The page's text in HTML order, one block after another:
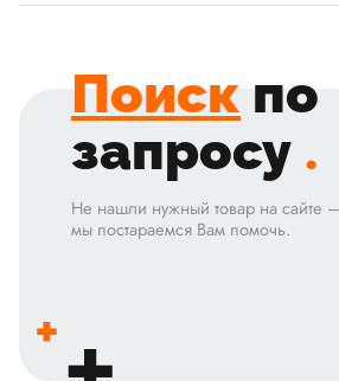
Поиск по
запросу .
Не нашли нужный товар на сайте
мы постараемся Вам помочь.